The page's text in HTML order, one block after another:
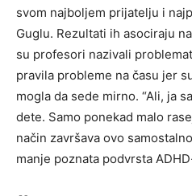
svom najboljem prijatelju i
Guglu. Rezultati ih asociraju
su profesori nazivali
pravila probleme na času jer
mogla da sede mirno. “Ali, ja
dete. Samo ponekad malo
način završava ovo
manje poznata podvrsta